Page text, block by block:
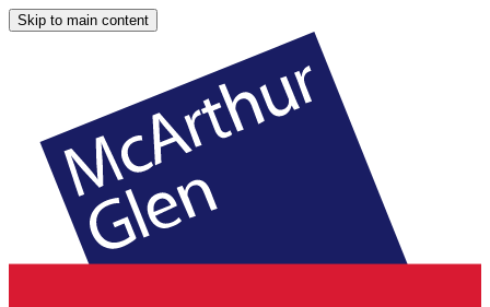
Skip to main content